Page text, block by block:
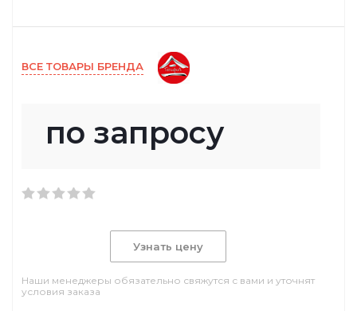
ВСЕ ТОВАРЫ БРЕНДА
по запросу
Узнать цену
Наши менеджеры обязательно свяжутся с вами и уточнят
условия заказа